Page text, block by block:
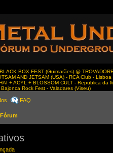
BOX FEST (Guimarães) @
AND JETSAM (USA) - RCA Club - Lisboa
+ ACYL + BLOSSOM CULT - Republica da
Rock Fest - Valadares (Viseu)
FAQ